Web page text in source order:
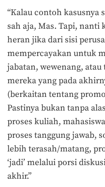
“Kalau contoh kasusnya
sah aja, Mas. Tapi, nanti
heran jika dari sisi
mempercayakan untuk
jabatan, wewenang,
mereka yang pada
(berkaitan tentang
Pastinya bukan tanpa
proses kuliah,
proses tanggung jawab,
lebih terasah/matang,
‘jadi’ melalui porsi
akhir.”